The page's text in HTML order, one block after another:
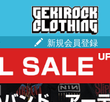
新規会員登録